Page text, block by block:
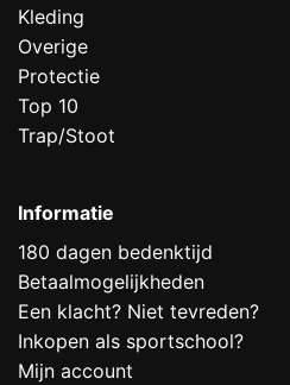
Kleding
Overige
Protectie
Top 10
Trap/Stoot
Informatie
180 dagen bedenktijd
Betaalmogelijkheden
Een klacht? Niet tevreden?
Inkopen als sportschool?
Mijn account